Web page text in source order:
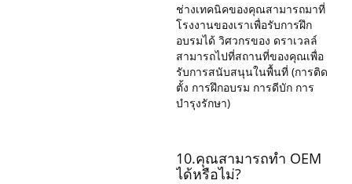
ช่างเทคนิคของคุณสามารถมาที่
โรงงานของเราเพื่อรับการฝึก
อบรมได้ วิศวกรของ ดราเวลล์
สามารถไปที่สถานที่ของคุณเพื่อ
รับการสนับสนุนในพื้นที่ (การติด
ตั้ง การฝึกอบรม การดีบัก การ
บำรุงรักษา)
10.คุณสามารถทำ OEM
ได้หรือไม่?